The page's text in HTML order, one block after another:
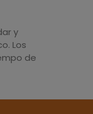
y
Los
de